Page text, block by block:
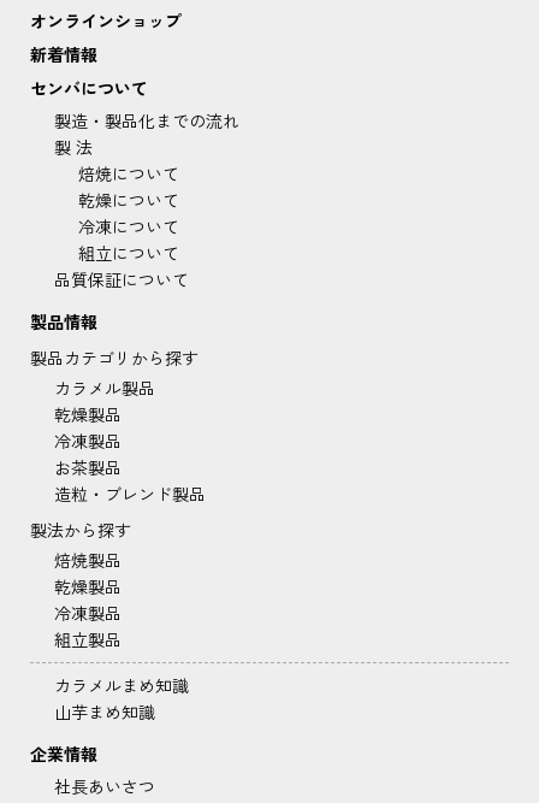
オンラインショップ
新着情報
センバについて
製造・製品化までの流れ
製 法
焙焼について
乾燥について
冷凍について
組立について
品質保証について
製品情報
製品カテゴリから探す
カラメル製品
乾燥製品
冷凍製品
お茶製品
造粒・ブレンド製品
製法から探す
焙焼製品
乾燥製品
冷凍製品
組立製品
カラメルまめ知識
山芋まめ知識
企業情報
社長あいさつ